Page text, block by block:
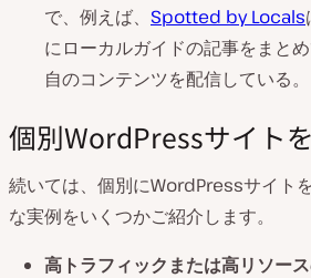
で、例えば、 Spotted by Locals
にローカルガイドの記事をまと
自のコンテンツを配信している。
個別WordPressサイト
続いては、個別にWordPressサイト
な実例をいくつかご紹介します。
高トラフィックまたは高リソー